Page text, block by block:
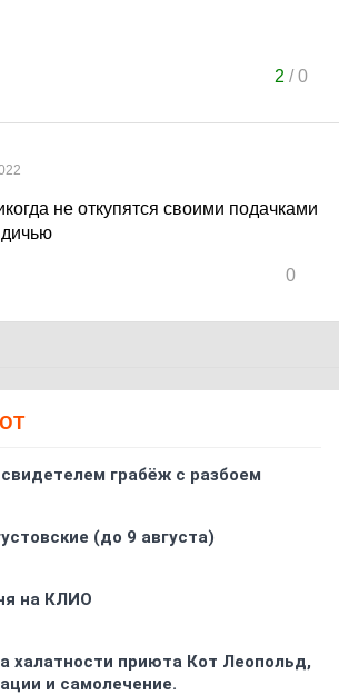
2 /0
не откупятся своими подачками
0
грабёж с разбоем
(до 9 августа)
на КЛИО
халатности приюта Кот Леопольд,
и самолечение.